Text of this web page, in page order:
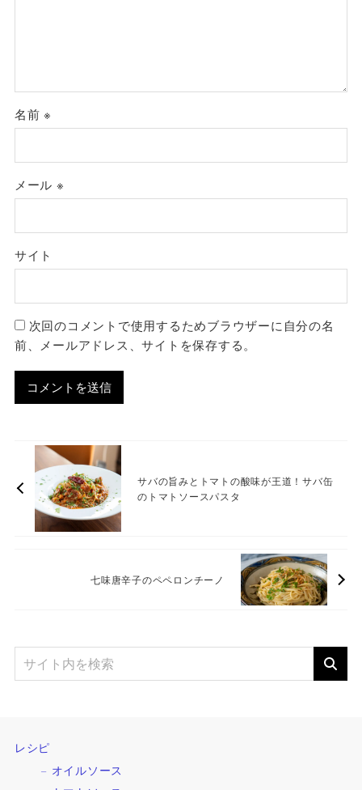
名前※
メール ※
サイト
次回のコメントで使用するためブラウザーに自分の名
前、メールアドレス、サイトを保存する。
サバの旨みとトマトの酸味が王道！サバ缶
のトマトソースパスタ
七味唐辛子のペペロンチーノ
レシピ
オイルソース